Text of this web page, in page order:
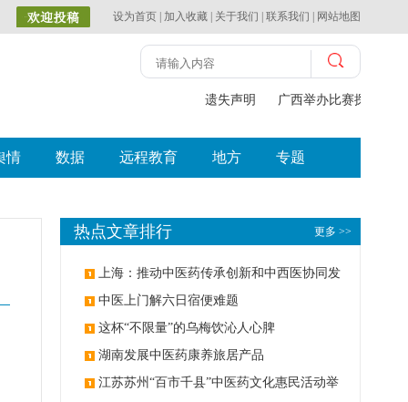
设为首页 加入收藏 关于我们 联系我们 网站地图
遗失声明 广西举办比赛探索中
情 数据 远程教育 地方 专题
更多 >>
热点文章排行
上海：推动中医药传承创新和中西医协同发
展 中医上门解六日宿便难题
这杯“不限量”的乌梅饮沁人心脾
湖南发展中医药康养旅居产品
江苏苏州“百市千县”中医药文化惠民活动举